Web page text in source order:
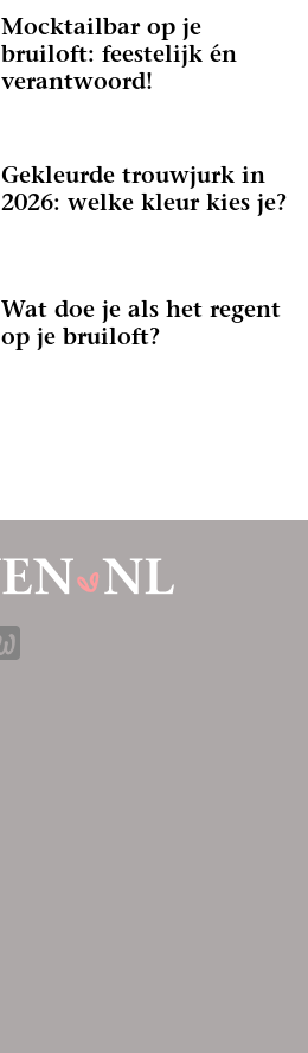
Mocktailbar op je
bruiloft: feestelijk én
verantwoord!
Gekleurde trouwjurk in
2026: welke kleur kies je?
Wat doe je als het regent
op je bruiloft?